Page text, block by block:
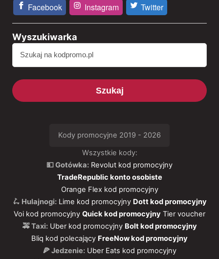
Facebook Instagram Twitter
Wyszukiwarka
Szukaj
Kody promocyjne 2019 - 2026
Wszystkie kody:
💵 Gotówka: Revolut kod promocyjny
TradeRepublic konto osobiste
Orange Flex kod promocyjny
🛴 Hulajnogi: Lime kod promocyjny Dott kod promocyjny
Voi kod promocyjny Quick kod promocyjny Tier voucher
🚕 Taxi: Uber kod promocyjny Bolt kod promocyjny
Bliq kod polecający FreeNow kod promocyjny
🍕 Jedzenie: Uber Eats kod promocyjny